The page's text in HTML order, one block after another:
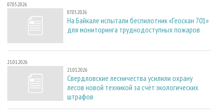
07.05.2026
07.05.2026
На Байкале испытали беспилотник «Геоскан 701»
для мониторинга труднодоступных пожаров
21.01.2026
21.01.2026
Свердловские лесничества усилили охрану
лесов новой техникой за счёт экологических
штрафов